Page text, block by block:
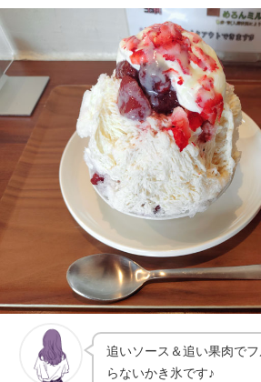
追いソース＆追い果肉で
らないかき氷です♪